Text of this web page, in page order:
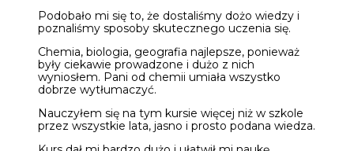
Podobało mi się to, że dostaliśmy dożo wiedzy i
poznaliśmy sposoby skutecznego uczenia się.
Chemia, biologia, geografia najlepsze, ponieważ
były ciekawie prowadzone i dużo z nich
wyniosłem. Pani od chemii umiała wszystko
dobrze wytłumaczyć.
Nauczyłem się na tym kursie więcej niż w szkole
przez wszystkie lata, jasno i prosto podana wiedza.